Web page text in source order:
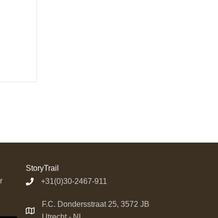
StoryTrail
+31(0)30-2467-911
F.C. Dondersstraat 25, 3572 JB